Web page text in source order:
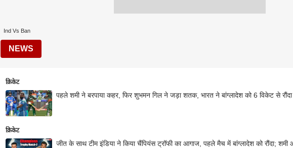
Ind Vs Ban
NEWS
क्रिकेट
पहले शमी ने बरपाया कहर, फिर शुभमन गिल ने जड़ा शतक, भारत ने बांग्लादेश को 6 विकेट से रौंदा
क्रिकेट
जीत के साथ टीम इंडिया ने किया चैंपियंस ट्रॉफी का आगाज, पहले मैच में बांग्लादेश को रौंदा;